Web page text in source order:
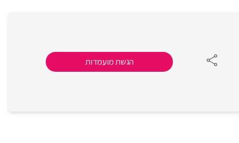
הגשת מועמדות